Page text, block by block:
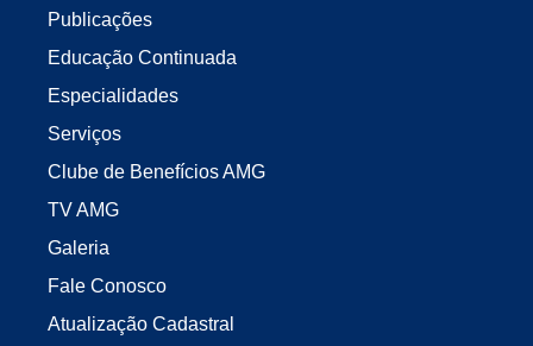
Publicações
Educação Continuada
Especialidades
Serviços
Clube de Benefícios AMG
TV AMG
Galeria
Fale Conosco
Atualização Cadastral